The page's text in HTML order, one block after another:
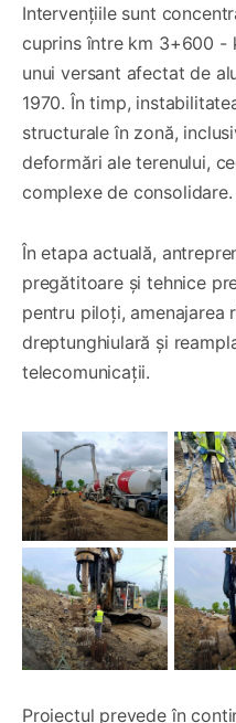
Intervențiile sunt
cuprins între km 3+600 -
unui versant afectat de
1970. În timp,
structurale în zonă,
deformări ale terenului,
complexe de consolidare.
În etapa actuală,
pregătitoare și tehnice
pentru piloți, amenajarea
dreptunghiulară și
telecomunicații.
Proiectul prevede în